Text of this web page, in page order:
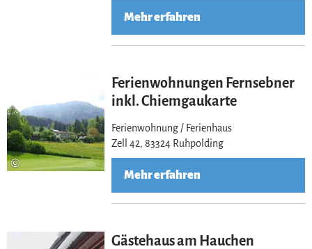
Mehr erfahren
©
Ferienwohnungen Fernsebner
inkl. Chiemgaukarte
Ferienwohnung / Ferienhaus
Zell 42, 83324 Ruhpolding
Mehr erfahren
Gästehaus am Hauchen